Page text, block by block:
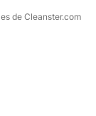
de Cleanster.com